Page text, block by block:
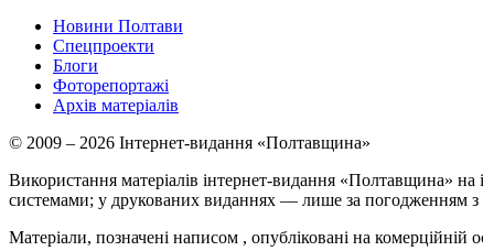
Новини Полтави
Спецпроекти
Блоги
Фоторепортажі
Архів матеріалів
© 2009 – 2026 Інтернет-видання «Полтавщина»
Використання матеріалів інтернет-видання «Полтавщина» на
системами; у друкованих виданнях — лише за погодженням з
Матеріали, позначені написом , опубліковані на комерційній